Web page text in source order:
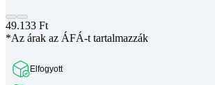
49.133 Ft
*Az árak az ÁFÁ-t tartalmazzák
Elfogyott